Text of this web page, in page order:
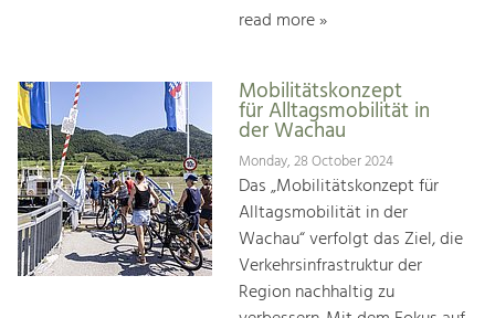
read more »
Mobilitätskonzept
für Alltagsmobilität in
der Wachau
Monday, 28 October 2024
Das „Mobilitätskonzept für
Alltagsmobilität in der
Wachau“ verfolgt das Ziel, die
Verkehrsinfrastruktur der
Region nachhaltig zu